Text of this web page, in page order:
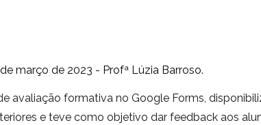
março de 2023 - Profª Lúzia Barroso.
avaliação formativa no Google Forms,
e teve como objetivo dar feedback aos